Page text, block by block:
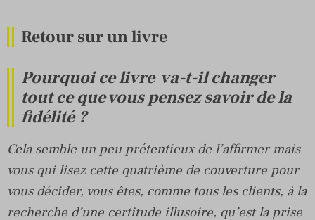
Retour sur un livre
Pourquoi ce livre va-t-il changer
tout ce que vous pensez savoir de la
fidélité ?
Cela semble un peu prétentieux de l’affirmer mais
vous qui lisez cette quatrième de couverture pour
vous décider, vous êtes, comme tous les clients, à la
recherche d’une certitude illusoire, qu’est la prise